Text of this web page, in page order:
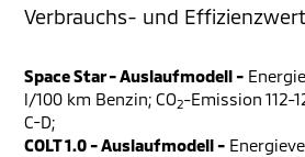
Verbrauchs- und
Space Star - Auslaufmodell -
l/100 km Benzin; CO2-Emission 112-
C-D;
COLT 1.0 - Auslaufmodell -